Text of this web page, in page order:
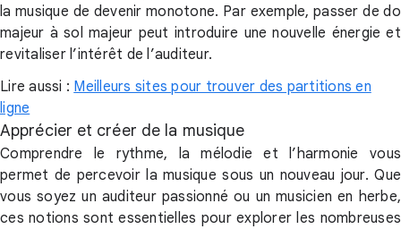
la musique de devenir monotone. Par exemple, passer de do
majeur à sol majeur peut introduire une nouvelle énergie et
revitaliser l’intérêt de l’auditeur.
Lire aussi : Meilleurs sites pour trouver des partitions en
ligne
Apprécier et créer de la musique
Comprendre le rythme, la mélodie et l’harmonie vous
permet de percevoir la musique sous un nouveau jour. Que
vous soyez un auditeur passionné ou un musicien en herbe,
ces notions sont essentielles pour explorer les nombreuses